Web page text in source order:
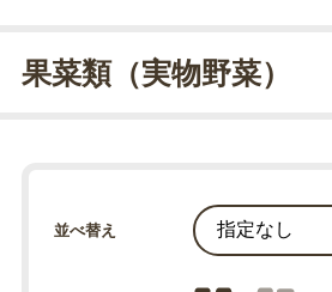
果菜類（実物野菜）
並べ替え